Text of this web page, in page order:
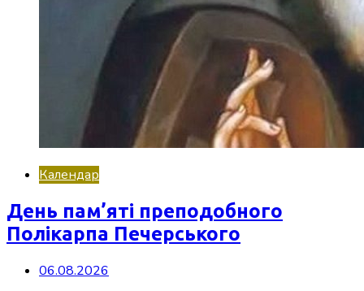
Календар
День пам’яті преподобного
Полікарпа Печерського
06.08.2026